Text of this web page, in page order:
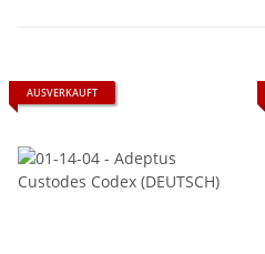
AUSVERKAUFT